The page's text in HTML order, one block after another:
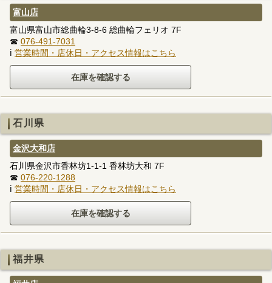
富山店
富山県富山市総曲輪3-8-6 総曲輪フェリオ 7F
☎ 076-491-7031
ℹ 営業時間・店休日・アクセス情報はこちら
石川県
金沢大和店
石川県金沢市香林坊1-1-1 香林坊大和 7F
☎ 076-220-1288
ℹ 営業時間・店休日・アクセス情報はこちら
福井県